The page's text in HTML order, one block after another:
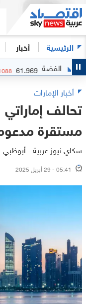
الرئيسية أخبار
61.969
-0.1088
أخبار الإمارات
تحالف
مستقرة
سكاي نيوز عربية - أبوظبي
05:41 - 29 أبريل 2025